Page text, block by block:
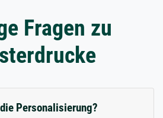
Fragen zu
Personalisierung?